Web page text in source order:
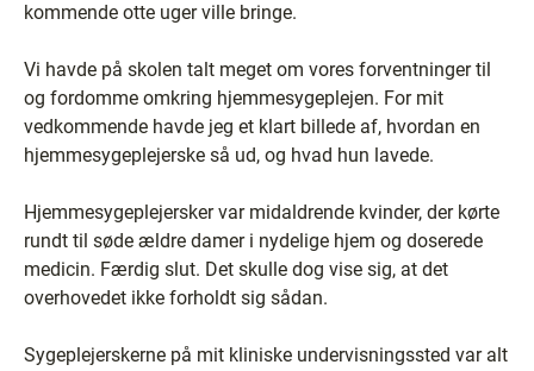
kommende otte uger ville bringe.
Vi havde på skolen talt meget om vores forventninger til
og fordomme omkring hjemmesygeplejen. For mit
vedkommende havde jeg et klart billede af, hvordan en
hjemmesygeplejerske så ud, og hvad hun lavede.
Hjemmesygeplejersker var midaldrende kvinder, der kørte
rundt til søde ældre damer i nydelige hjem og doserede
medicin. Færdig slut. Det skulle dog vise sig, at det
overhovedet ikke forholdt sig sådan.
Sygeplejerskerne på mit kliniske undervisningssted var alt